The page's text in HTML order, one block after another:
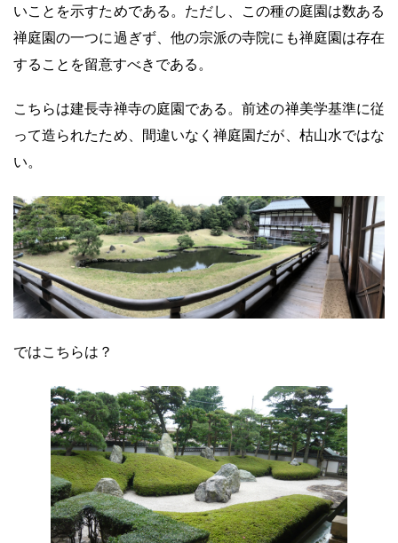
いことを示すためである。ただし、この種の庭園は数ある
禅庭園の一つに過ぎず、他の宗派の寺院にも禅庭園は存在
することを留意すべきである。
こちらは建長寺禅寺の庭園である。前述の禅美学基準に従
って造られたため、間違いなく禅庭園だが、枯山水ではな
い。
ではこちらは？